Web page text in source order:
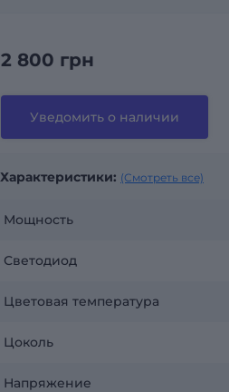
2 800 грн
Уведомить о наличии
Характеристики: (Смотреть все)
Мощность
Светодиод
Цветовая температура
Цоколь
Напряжение